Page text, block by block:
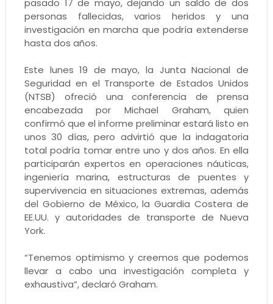
pasado 17 de mayo, dejando un saldo de dos
personas fallecidas, varios heridos y una
investigación en marcha que podría extenderse
hasta dos años.
Este lunes 19 de mayo, la Junta Nacional de
Seguridad en el Transporte de Estados Unidos
(NTSB) ofreció una conferencia de prensa
encabezada por Michael Graham, quien
confirmó que el informe preliminar estará listo en
unos 30 días, pero advirtió que la indagatoria
total podría tomar entre uno y dos años. En ella
participarán expertos en operaciones náuticas,
ingeniería marina, estructuras de puentes y
supervivencia en situaciones extremas, además
del Gobierno de México, la Guardia Costera de
EE.UU. y autoridades de transporte de Nueva
York.
“Tenemos optimismo y creemos que podemos
llevar a cabo una investigación completa y
exhaustiva”, declaró Graham.